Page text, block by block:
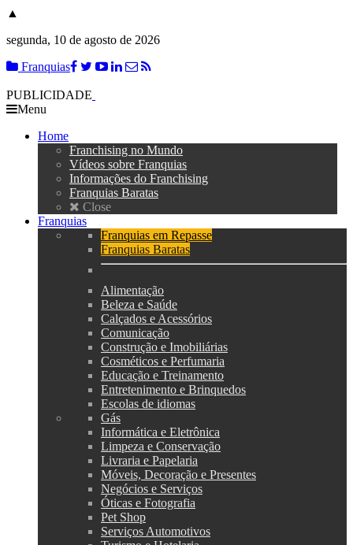
▲
segunda, 10 de agosto de 2026
Franquias
PUBLICIDADE
Menu
Home
Franchising no Mundo
Vídeos sobre Franquias
Informações do Franchising
Franquias Baratas
Close
Franquias
Franquias em Repasse
Franquias Baratas
Alimentação
Beleza e Saúde
Calçados e Acessórios
Comunicação
Construção e Imobiliárias
Cosméticos e Perfumaria
Educação e Treinamento
Entretenimento e Brinquedos
Escolas de idiomas
Gás
Informática e Eletrônica
Limpeza e Conservação
Livraria e Papelaria
Móveis, Decoração e Presentes
Negócios e Serviços
Óticas e Fotografia
Pet Shop
Serviços Automotivos